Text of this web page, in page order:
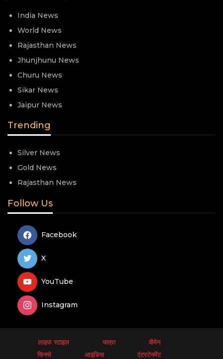
India News
World News
Rajasthan News
Jhunjhunu News
Churu News
Sikar News
Jaipur News
Trending
Silver News
Gold News
Rajasthan News
Follow Us
Facebook
X
YouTube
Instagram
लाइफ स्टाइल यात्रा
वीमेन
किस्से
आइडिया एंटरटेनमेंट